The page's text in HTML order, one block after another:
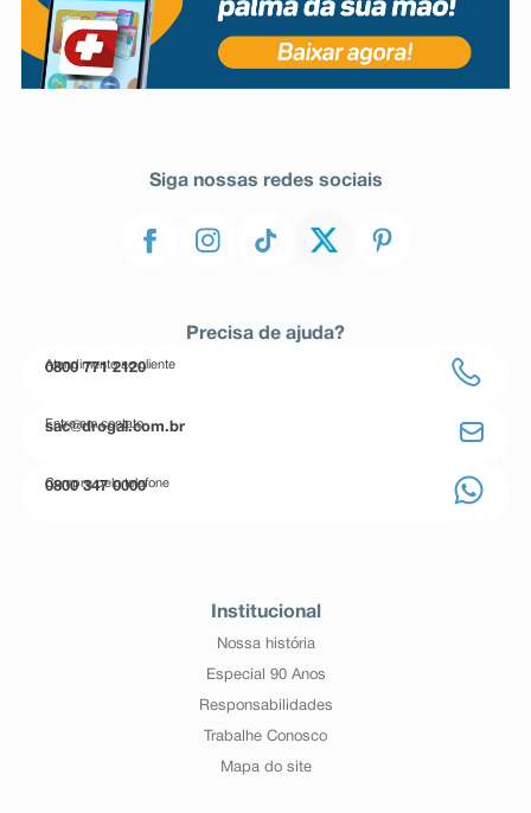
Siga nossas redes sociais
Precisa de ajuda?
Atendimento ao cliente
0800 771 2120
Entre em contato
sac@drogal.com.br
Compre pelo telefone
0800 347 0000
Institucional
Nossa história
Especial 90 Anos
Responsabilidades
Trabalhe Conosco
Mapa do site